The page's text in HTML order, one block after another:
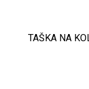
TAŠKA NA